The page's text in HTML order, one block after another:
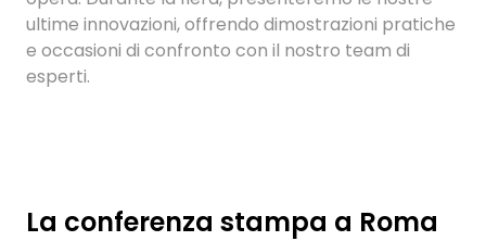
ultime innovazioni, offrendo dimostrazioni pratiche
e occasioni di confronto con il nostro team di
esperti.
La conferenza stampa a Roma